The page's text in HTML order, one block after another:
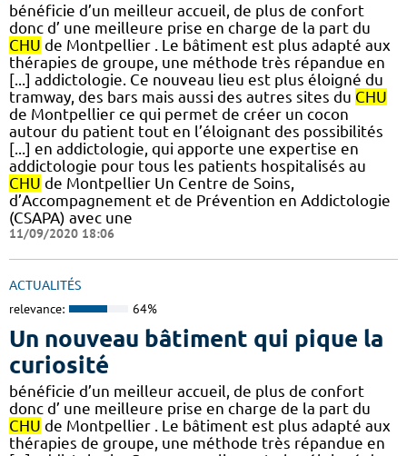
bénéficie d’un meilleur accueil, de plus de confort
donc d’ une meilleure prise en charge de la part du
CHU de Montpellier . Le bâtiment est plus adapté aux
thérapies de groupe, une méthode très répandue en
[...] addictologie. Ce nouveau lieu est plus éloigné du
tramway, des bars mais aussi des autres sites du CHU
de Montpellier ce qui permet de créer un cocon
autour du patient tout en l’éloignant des possibilités
[...] en addictologie, qui apporte une expertise en
addictologie pour tous les patients hospitalisés au
CHU de Montpellier Un Centre de Soins,
d’Accompagnement et de Prévention en Addictologie
(CSAPA) avec une
11/09/2020 18:06
ACTUALITÉS
relevance: 64%
Un nouveau bâtiment qui pique la
curiosité
bénéficie d’un meilleur accueil, de plus de confort
donc d’ une meilleure prise en charge de la part du
CHU de Montpellier . Le bâtiment est plus adapté aux
thérapies de groupe, une méthode très répandue en